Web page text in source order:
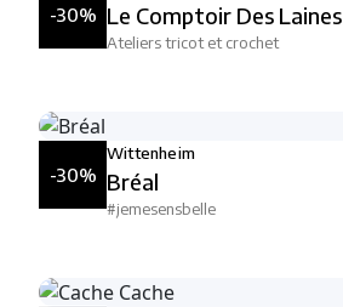
-30% Le Comptoir Des Laines
Ateliers tricot et crochet
-30%
Wittenheim
Bréal
#jemesensbelle